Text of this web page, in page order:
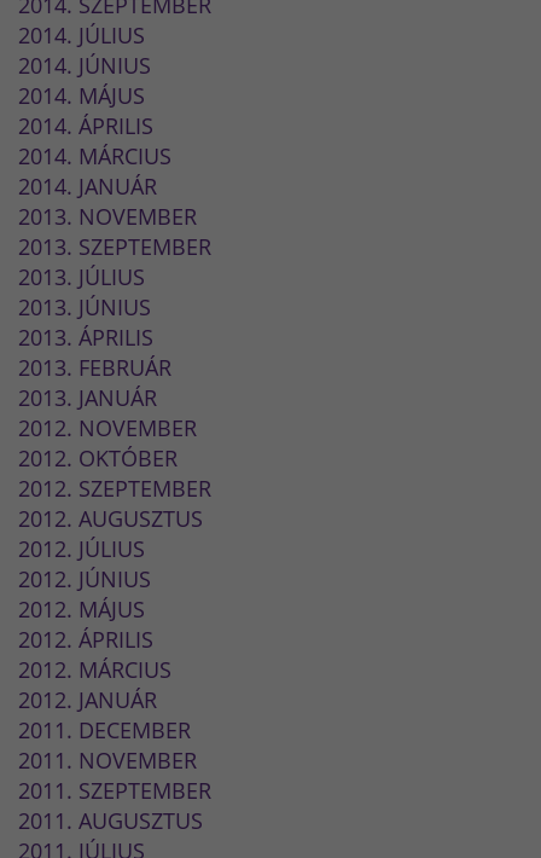
2014. JÚLIUS
2014. JÚNIUS
2014. MÁJUS
2014. ÁPRILIS
2014. MÁRCIUS
2014. JANUÁR
2013. NOVEMBER
2013. SZEPTEMBER
2013. JÚLIUS
2013. JÚNIUS
2013. ÁPRILIS
2013. FEBRUÁR
2013. JANUÁR
2012. NOVEMBER
2012. OKTÓBER
2012. SZEPTEMBER
2012. AUGUSZTUS
2012. JÚLIUS
2012. JÚNIUS
2012. MÁJUS
2012. ÁPRILIS
2012. MÁRCIUS
2012. JANUÁR
2011. DECEMBER
2011. NOVEMBER
2011. SZEPTEMBER
2011. AUGUSZTUS
2011. JÚLIUS